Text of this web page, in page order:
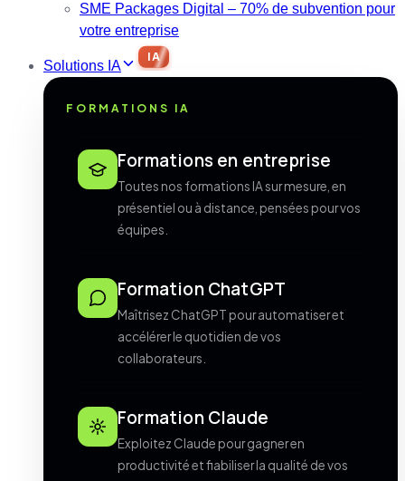
SME Packages Digital – 70% de subvention pour
votre entreprise
Solutions IA
IA
FORMATIONS IA
Formations en entreprise
Toutes nos formations IA sur mesure, en
présentiel ou à distance, pensées pour vos
équipes.
Formation ChatGPT
Maîtrisez ChatGPT pour automatiser et
accélérer le quotidien de vos
collaborateurs.
Formation Claude
Exploitez Claude pour gagner en
productivité et fiabiliser la qualité de vos